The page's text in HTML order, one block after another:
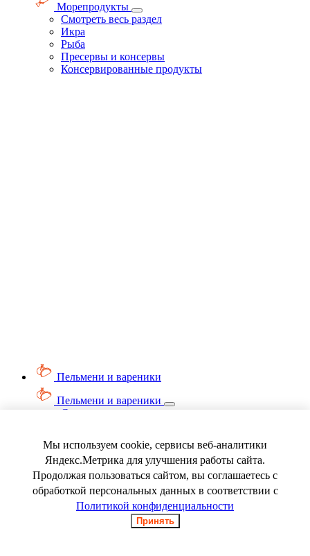
Морепродукты
Смотреть весь раздел
Икра
Рыба
Пресервы и консервы
Консервированные продукты
Пельмени и вареники
Пельмени и вареники
Смотреть весь раздел
Ягода замороженная
Мы используем cookie, сервисы веб-аналитики
Яндекс.Метрика для улучшения работы сайта.
Продолжая пользоваться сайтом, вы соглашаетесь с
обработкой персональных данных в соответствии с
Политикой конфиденциальности
Принять